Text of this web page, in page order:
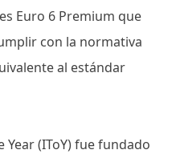
Euro 6 Premium que
con la normativa
al estándar
(IToY) fue fundado